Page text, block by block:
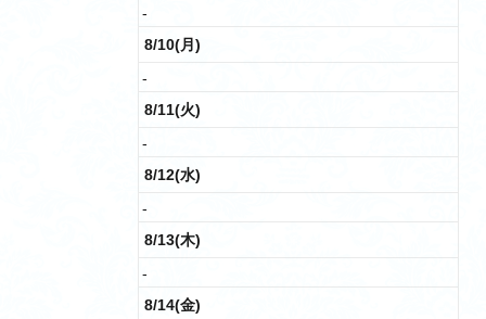
-
8/10(月)
-
8/11(火)
-
8/12(水)
-
8/13(木)
-
8/14(金)